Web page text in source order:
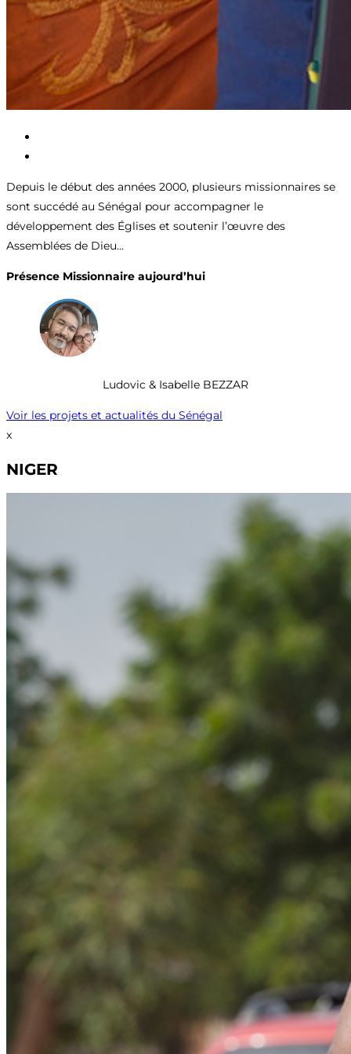
Depuis le début des années 2000, plusieurs missionnaires se
sont succédé au Sénégal pour accompagner le
développement des Églises et soutenir l’œuvre des
Assemblées de Dieu...
Présence Missionnaire aujourd’hui
Ludovic & Isabelle BEZZAR
Voir les projets et actualités du Sénégal
x
NIGER